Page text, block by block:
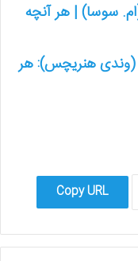
سوسا) | هر آنچه
(وندی هنریچس): هر
Copy URL